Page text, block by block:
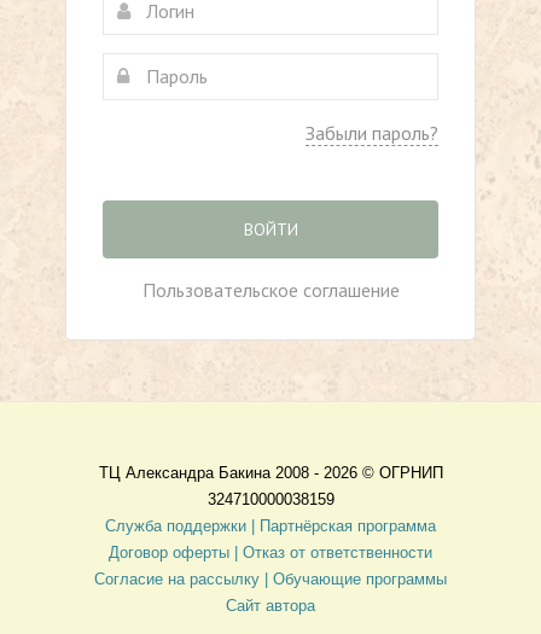
Забыли пароль?
ВОЙТИ
Пользовательское соглашение
ТЦ Александра Бакина 2008 - 2026 © ОГРНИП
324710000038159
Служба поддержки |
Партнёрская программа
Договор оферты
| Отказ от ответственности
Согласие на рассылку | Обучающие программы
Сайт автора